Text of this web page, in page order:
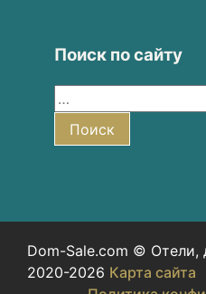
Поиск по сайту
Поиск
Dom-Sale.com © Отели,
2020-2026 Карта сайта